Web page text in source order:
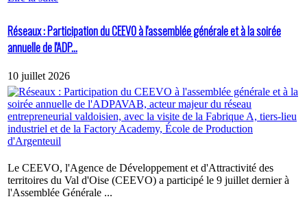
Réseaux : Participation du CEEVO à l'assemblée générale et à la soirée
annuelle de l'ADP...
10 juillet 2026
Le CEEVO, l'Agence de Développement et d'Attractivité des
territoires du Val d'Oise (CEEVO) a participé le 9 juillet dernier à
l'Assemblée Générale ...